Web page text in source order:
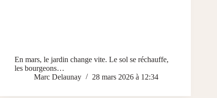
En mars, le jardin change vite. Le sol se réchauffe,
les bourgeons…
Marc Delaunay
28 mars 2026 à 12:34